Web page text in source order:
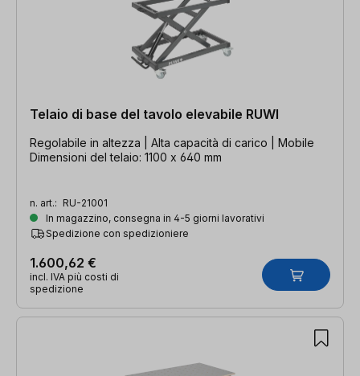
Telaio di base del tavolo elevabile RUWI
Regolabile in altezza | Alta capacità di carico | Mobile
Dimensioni del telaio: 1100 x 640 mm
n. art.: RU-21001
In magazzino, consegna in 4-5 giorni lavorativi
Spedizione con spedizioniere
1.600,62 €
incl. IVA più costi di
spedizione